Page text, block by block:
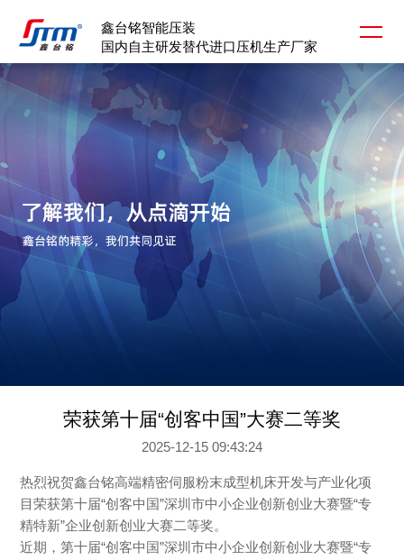
鑫台铭智能压装
国内自主研发替代进口压机生产厂家
荣获第十届“创客中国”大赛二等奖
2025-12-15 09:43:24
热烈祝贺鑫台铭高端精密伺服粉末成型机床开发与产业化项
目荣获第十届“创客中国”深圳市中小企业创新创业大赛暨“专
精特新”企业创新创业大赛二等奖。
近期，第十届“创客中国”深圳市中小企业创新创业大赛暨“专